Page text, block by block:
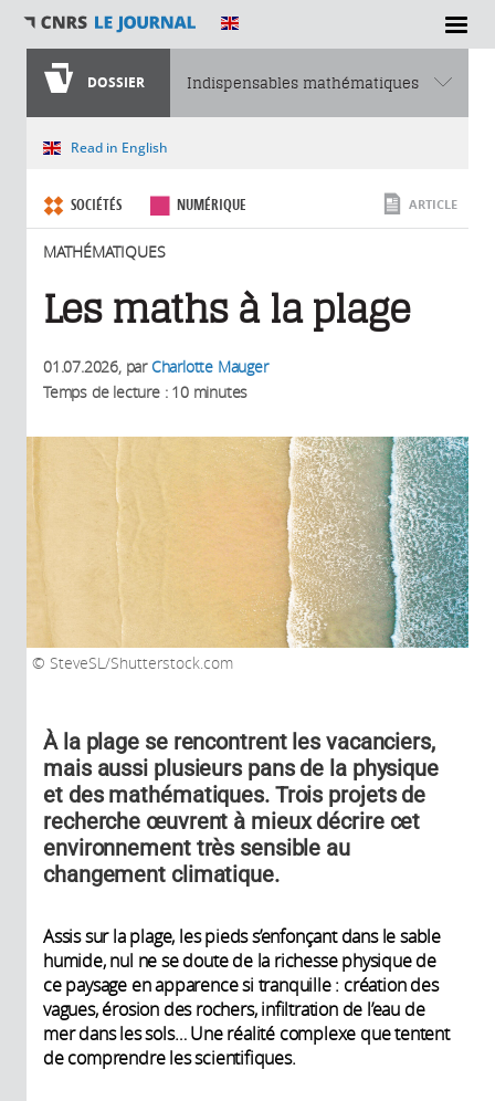
SECTIONS
DOSSIER Indispensables mathématiques
Vous êtes ici
Read in English
SOCIÉTÉS NUMÉRIQUE
MATHÉMATIQUES
ARTICLE
Les maths à la plage
01.07.2026, parCharlotte Mauger
Temps de lecture : 10 minutes
SteveSL/Shutterstock.com
À la plage se rencontrent les vacanciers,
mais aussi plusieurs pans de la physique
et des mathématiques. Trois projets de
recherche œuvrent à mieux décrire cet
environnement très sensible au
changement climatique.
Assis sur la plage, les pieds s’enfonçant dans le sable
humide, nul ne se doute de la richesse physique de
ce paysage en apparence si tranquille : création des
vagues, érosion des rochers, infiltration de l’eau de
mer dans les sols… Une réalité complexe que tentent
de comprendre les scientifiques.